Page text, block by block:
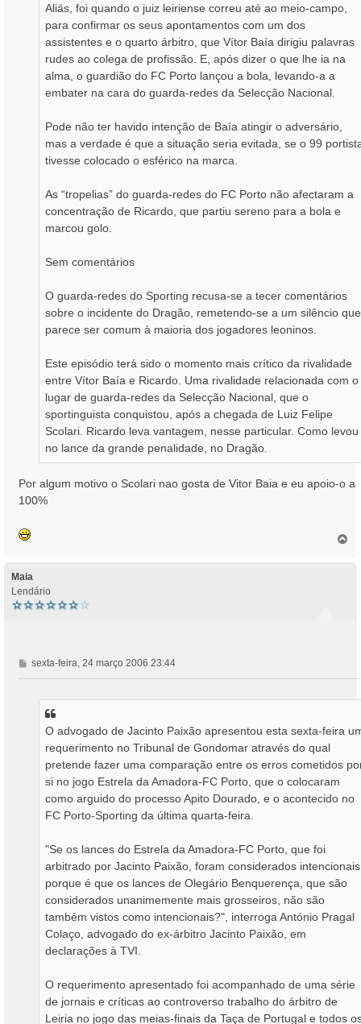
Aliás, foi quando o juiz leiriense correu até ao meio-campo,
para confirmar os seus apontamentos com um dos
assistentes e o quarto árbitro, que Vítor Baía dirigiu palavras
rudes ao colega de profissão. E, após dizer o que lhe ia na
alma, o guardião do FC Porto lançou a bola, levando-a a
embater na cara do guarda-redes da Selecção Nacional.
Pode não ter havido intenção de Baía atingir o adversário,
mas a verdade é que a situação seria evitada, se o 99
tivesse colocado o esférico na marca.
As “tropelias” do guarda-redes do FC Porto não afectaram a
concentração de Ricardo, que partiu sereno para a bola e
marcou golo.
Sem comentários
O guarda-redes do Sporting recusa-se a tecer comentários
sobre o incidente do Dragão, remetendo-se a um silêncio que
parece ser comum à maioria dos jogadores leoninos.
Este episódio terá sido o momento mais crítico da rivalidade
entre Vítor Baía e Ricardo. Uma rivalidade relacionada com o
lugar de guarda-redes da Selecção Nacional, que o
sportinguista conquistou, após a chegada de Luiz Felipe
Scolari. Ricardo leva vantagem, nesse particular. Como levou
no lance da grande penalidade, no Dragão.
Por algum motivo o Scolari nao gosta de Vitor Baia e eu apoio-o a
100%
Maia
Lendário
M
e
sexta-feira, 24 março 2006 23:44
O advogado de Jacinto Paixão apresentou esta sexta-feira
requerimento no Tribunal de Gondomar através do qual
pretende fazer uma comparação entre os erros cometidos
si no jogo Estrela da Amadora-FC Porto, que o colocaram
como arguido do processo Apito Dourado, e o acontecido no
FC Porto-Sporting da última quarta-feira.
"Se os lances do Estrela da Amadora-FC Porto, que foi
arbitrado por Jacinto Paixão, foram considerados intencionais
porque é que os lances de Olegário Benquerença, que são
considerados unanimemente mais grosseiros, não são
também vistos como intencionais?", interroga António Pragal
Colaço, advogado do ex-árbitro Jacinto Paixão, em
declarações à TVI.
O requerimento apresentado foi acompanhado de uma série
de jornais e críticas ao controverso trabalho do árbitro de
Leiria no jogo das meias-finais da Taça de Portugal e todos